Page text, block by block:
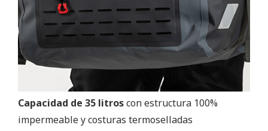
Capacidad de 35 litroscon estructura 100%
impermeable y costuras termoselladas